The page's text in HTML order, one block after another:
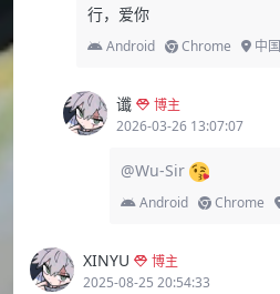
行，爱你
Android Chrome 中
谶
博主
2026-03-26 13:07:07
@Wu-Sir
Android Chrome
XINYU
博主
2025-08-25 20:54:33